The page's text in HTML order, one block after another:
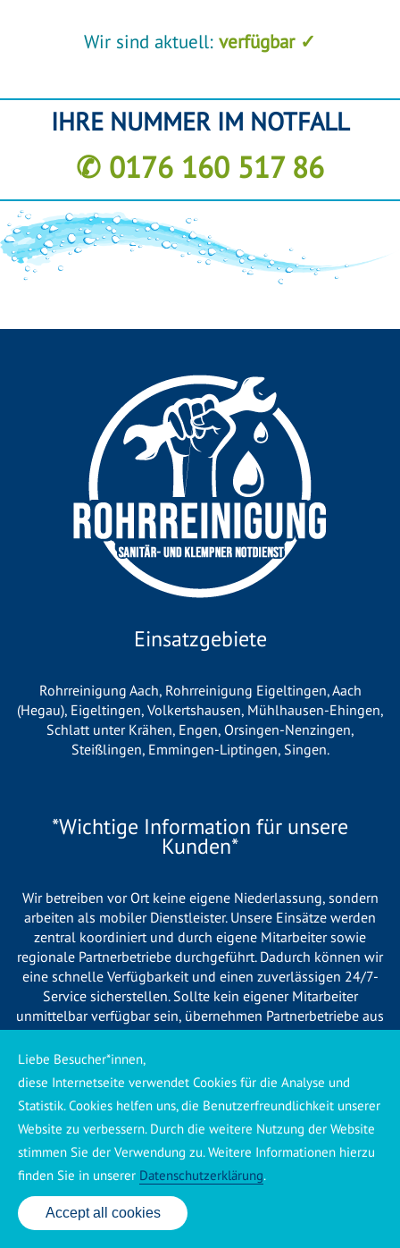
Wir sind aktuell: verfügbar ✓
IHRE NUMMER IM NOTFALL
✆ 0176 160 517 86
Einsatzgebiete
Rohrreinigung Aach, Rohrreinigung Eigeltingen,Aach
(Hegau), Eigeltingen, Volkertshausen, Mühlhausen-Ehingen,
Schlatt unter Krähen, Engen, Orsingen-Nenzingen,
Steißlingen, Emmingen-Liptingen, Singen.
*Wichtige Information für unsere
Kunden*
Wir betreiben vor Ort keine eigene Niederlassung, sondern
arbeiten als mobiler Dienstleister. Unsere Einsätze werden
zentral koordiniert und durch eigene Mitarbeiter sowie
regionale Partnerbetriebe durchgeführt. Dadurch können wir
eine schnelle Verfügbarkeit und einen zuverlässigen 24/7-
Service sicherstellen. Sollte kein eigener Mitarbeiter
unmittelbar verfügbar sein, übernehmen Partnerbetriebe aus
Ihrer Region den Auftrag. Alle eingesetzten Betriebe sind
verpflichtet, Sie vor Beginn der Arbeiten transparent über die
voraussichtlichen Kosten zu informieren und ortsübliche
Käuferschutz ansehen| Impressum
24 Std. Service: ✆ 0176 160 517 86
Accept all cookies
Liebe Besucher*innen,
diese Internetseite verwendet Cookies für die Analyse und
Statistik. Cookies helfen uns, die Benutzerfreundlichkeit unserer
Website zu verbessern. Durch die weitere Nutzung der Website
stimmen Sie der Verwendung zu. Weitere Informationen hierzu
finden Sie in unserer Datenschutzerklärung.